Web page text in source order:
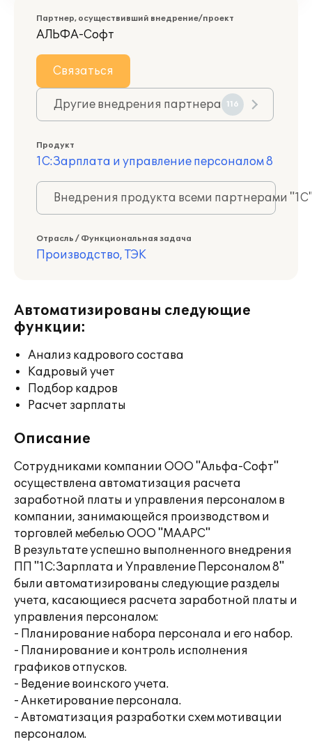
Партнер, осуществивший внедрение/проект
АЛЬФА-Софт
Связаться
Другие внедрения партнера 116
Продукт
1С:Зарплата и управление персоналом 8
Внедрения продукта всеми партнерами
Отрасль / Функциональная задача
Производство, ТЭК
Автоматизированы следующие
функции:
Анализ кадрового состава
Кадровый учет
Подбор кадров
Расчет зарплаты
Описание
Сотрудниками компании ООО "Альфа-Софт"
осуществлена автоматизация расчета
заработной платы и управления персоналом в
компании, занимающейся производством и
торговлей мебелью ООО "МААРС"
В результате успешно выполненного внедрения
ПП "1С:Зарплата и Управление Персоналом 8"
были автоматизированы следующие разделы
учета, касающиеся расчета заработной платы и
управления персоналом:
- Планирование набора персонала и его набор.
- Планирование и контроль исполнения
графиков отпусков.
- Ведение воинского учета.
- Анкетирование персонала.
- Автоматизация разработки схем мотивации
персоналом.